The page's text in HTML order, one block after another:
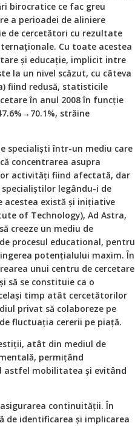
birocratice ce fac greu
a perioadei de aliniere
de cercetători cu rezultate
Cu toate acestea
şi educaţie, implicit intre
la un nivel scăzut, cu câteva
fiind redusă, statisticile
în anul 2008 în funcţie
străine
specialişti într-un mediu care
concentrarea asupra
activităţi fiind afectată, dar
legându-i de
există şi iniţiative
of Technology), Ad Astra,
creeze un mediu de
procesul educational, pentru
potenţialului maxim. În
unui centru de cercetare
să se constituie ca o
timp atât cercetătorilor
privat să colaboreze pe
fluctuaţia cererii pe piaţă.
atât din mediul de
permiţând
astfel mobilitatea şi evitând
continuităţii. În
de identificarea şi implicarea